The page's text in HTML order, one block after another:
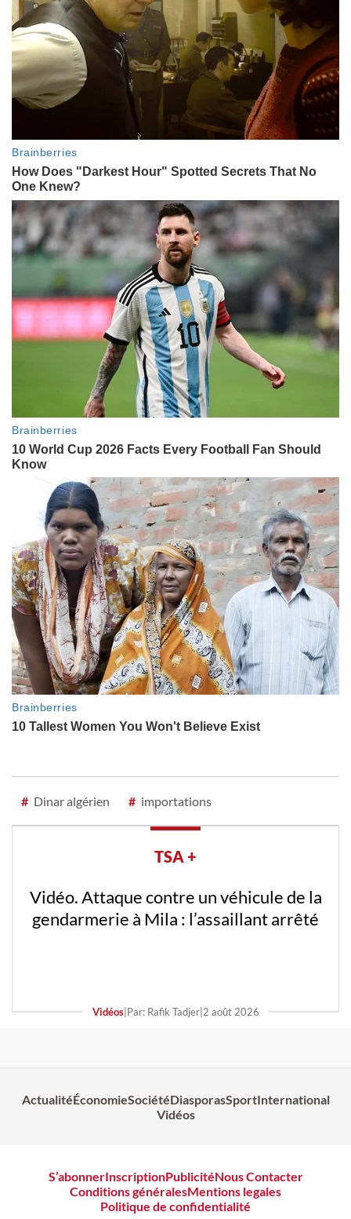
# Dinar algérien # importations
TSA +
Vidéo. Attaque contre un véhicule de la
gendarmerie à Mila : l’assaillant arrêté
Vidéos| Par: Rafik Tadjer| 2 août 2026
ActualitéÉconomieSociétéDiasporasSportInternational
Vidéos
S’abonnerInscriptionPublicitéNous Contacter
Conditions généralesMentions legales
Politique de confidentialité